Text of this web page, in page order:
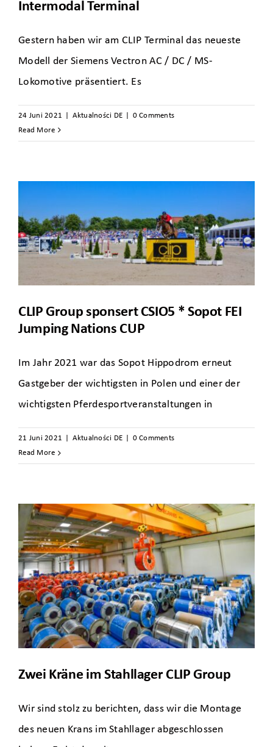
Intermodal Terminal
Gestern haben wir am CLIP Terminal das neueste
Modell der Siemens Vectron AC / DC / MS-
Lokomotive präsentiert. Es
24 Juni 2021 Aktualności DE
0 Comments
Read More
CLIP Group sponsert CSIO5 * Sopot FEI
Jumping Nations CUP
Im Jahr 2021 war das Sopot Hippodrom erneut
Gastgeber der wichtigsten in Polen und einer der
wichtigsten Pferdesportveranstaltungen in
21 Juni 2021 Aktualności DE
0 Comments
Read More
Zwei Kräne im Stahllager CLIP Group
Wir sind stolz zu berichten, dass wir die Montage
des neuen Krans im Stahllager abgeschlossen